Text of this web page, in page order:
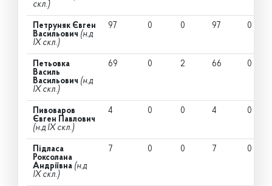
скл.)
Петруняк Євген
Васильович (н.д
IX скл.)
97 0 0 97 0
Петьовка
Василь
Васильович (н.д
IX скл.)
69 0 2 66 0
Пивоваров
Євген Павлович
(н.д IX скл.)
4 0 0 4 0
Підласа
Роксолана
Андріївна (н.д
IX скл.)
7 0 0 7 0